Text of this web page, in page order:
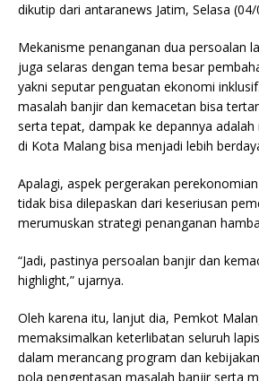
dikutip dari antaranews Jatim, Selasa
Mekanisme penanganan dua persoalan
juga selaras dengan tema besar
yakni seputar penguatan ekonomi
masalah banjir dan kemacetan bisa
serta tepat, dampak ke depannya
di Kota Malang bisa menjadi lebih
Apalagi, aspek pergerakan
tidak bisa dilepaskan dari keseriusan
merumuskan strategi penanganan
“Jadi, pastinya persoalan banjir dan
highlight,” ujarnya.
Oleh karena itu, lanjut dia, Pemkot
memaksimalkan keterlibatan seluruh
dalam merancang program dan
pola pengentasan masalah banjir serta